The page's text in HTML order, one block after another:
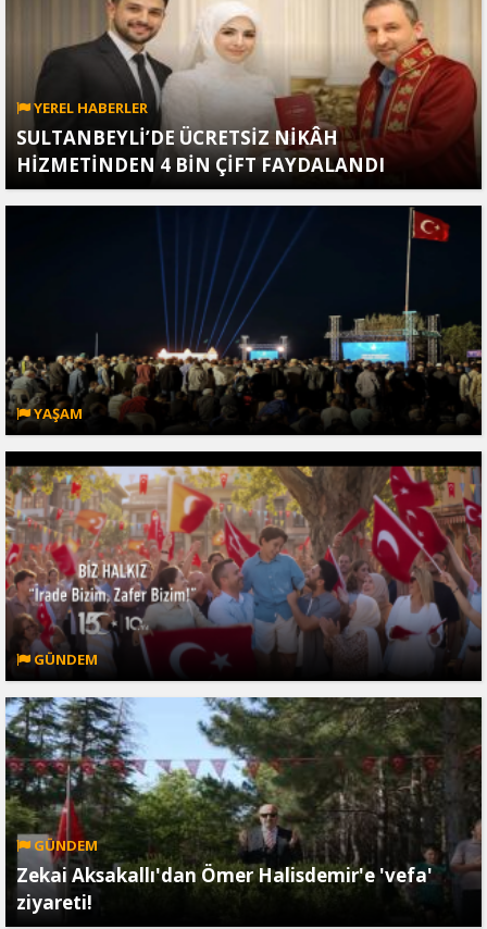
YEREL HABERLER
SULTANBEYLİ’DE ÜCRETSİZ NİKÂH
HİZMETİNDEN 4 BİN ÇİFT FAYDALANDI
YAŞAM
GÜNDEM
GÜNDEM
Zekai Aksakallı'dan Ömer Halisdemir'e 'vefa'
ziyareti!